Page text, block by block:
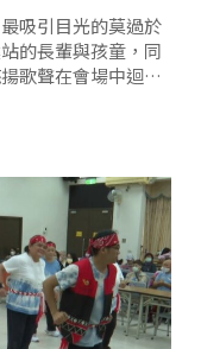
吸引目光的莫過於
的長輩與孩童，同
歌聲在會場中迴
報以熱烈掌聲，氣